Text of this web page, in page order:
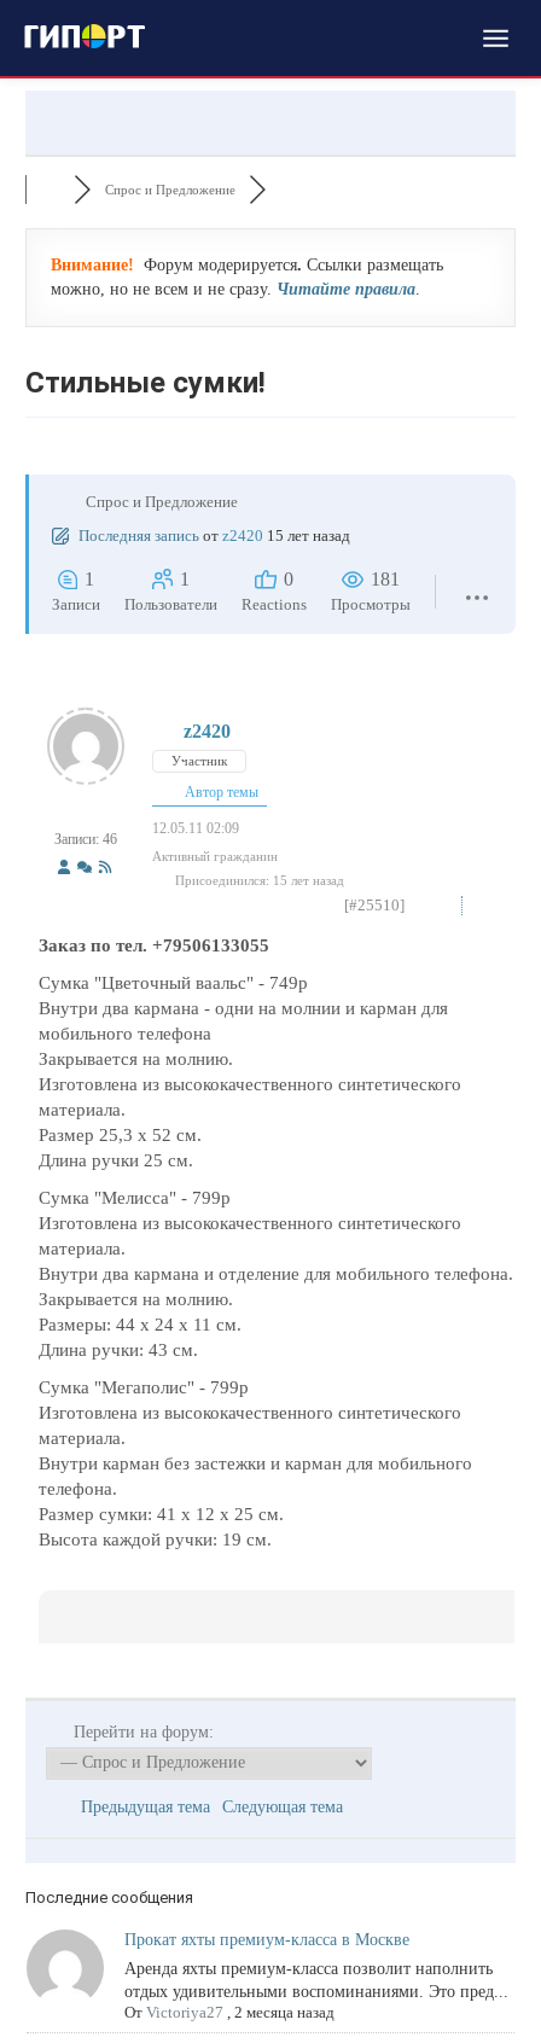
Спрос и Предложение
Внимание! Форум модерируется. Ссылки размещать
можно, но не всем и не сразу. Читайте правила.
Стильные сумки!
Спрос и Предложение
Последняя запись от z2420 15 лет назад
1
Записи
1
Пользователи
0
Reactions
181
Просмотры
Записи: 46
z2420
Участник
Автор темы
12.05.11 02:09
Активный гражданин
Присоединился: 15 лет назад
[#25510]
Заказ по тел. +79506133055
Сумка "Цветочный ваальс" - 749р
Внутри два кармана - одни на молнии и карман для
мобильного телефона
Закрывается на молнию.
Изготовлена из высококачественного синтетического
материала.
Размер 25,3 х 52 см.
Длина ручки 25 см.
Сумка "Мелисса" - 799р
Изготовлена из высококачественного синтетического
материала.
Внутри два кармана и отделение для мобильного телефона.
Закрывается на молнию.
Размеры: 44 х 24 х 11 см.
Длина ручки: 43 см.
Сумка "Мегаполис" - 799р
Изготовлена из высококачественного синтетического
материала.
Внутри карман без застежки и карман для мобильного
телефона.
Размер сумки: 41 х 12 х 25 см.
Высота каждой ручки: 19 см.
Перейти на форум:
Предыдущая тема Следующая тема
Последние сообщения
Прокат яхты премиум-класса в Москве
Аренда яхты премиум-класса позволит наполнить
отдых удивительными воспоминаниями. Это пред...
От Victoriya27 , 2 месяца назад